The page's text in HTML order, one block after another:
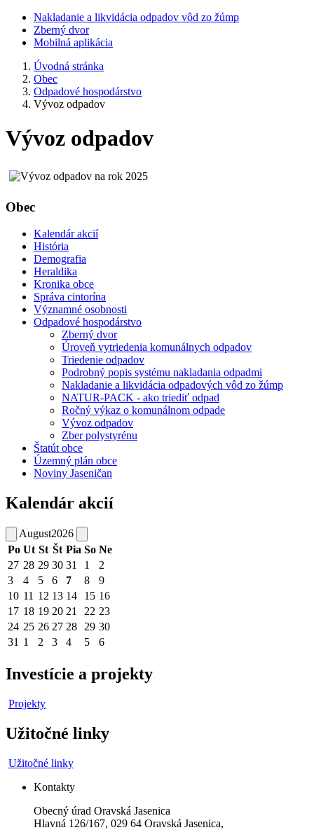
Nakladanie a likvidácia odpadov vôd zo žúmp
Zberný dvor
Mobilná aplikácia
Úvodná stránka
Obec
Odpadové hospodárstvo
Vývoz odpadov
Vývoz odpadov
Obec
Kalendár akcií
História
Demografia
Heraldika
Kronika obce
Správa cintorína
Významné osobnosti
Odpadové hospodárstvo
Zberný dvor
Úroveň vytriedenia komunálnych odpadov
Triedenie odpadov
Podrobný popis systému nakladania odpadmi
Nakladanie a likvidácia odpadových vôd zo žúmp
NATUR-PACK - ako triediť odpad
Ročný výkaz o komunálnom odpade
Vývoz odpadov
Zber polystyrénu
Štatút obce
Územný plán obce
Noviny Jaseničan
Kalendár akcií
August2026
Po Ut St Št Pia So Ne
27 28 29 30 31 1
2
3
4 5 6 7 8
9
10 11 12 13 14 15 16
17 18 19 20 21 22 23
24 25 26 27 28 29 30
31 1 2 3 4 5 6
Investície a projekty
Projekty
Užitočné linky
Užitočné linky
Kontakty
Obecný úrad Oravská Jasenica
Hlavná 126/167, 029 64 Oravská Jasenica,